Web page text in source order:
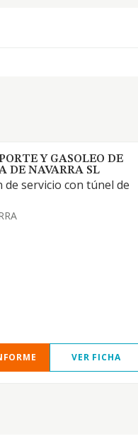
Y GASOLEO DE
DE NAVARRA SL
de servicio con túnel de
VER FICHA